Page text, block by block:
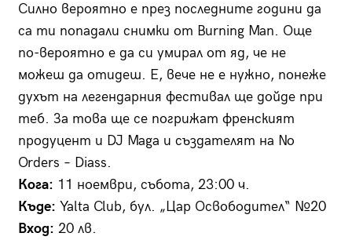
Силно вероятно е през последните години да
са ти попадали снимки от Burning Man. Още
по-вероятно е да си умирал от яд, че не
можеш да отидеш. Е, вече не е нужно, понеже
духът на легендарния фестивал ще дойде при
теб. За това ще се погрижат френският
продуцент и DJ Maga и създателят на No
Orders – Diass.
Кога: 11 ноември, събота, 23:00 ч.
Къде: Yalta Club, бул. „Цар Освободител“ №20
Вход: 20 лв.